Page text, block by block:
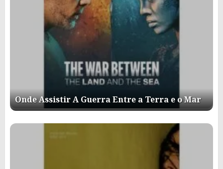
Onde Assistir A Guerra Entre a Terra e o Mar